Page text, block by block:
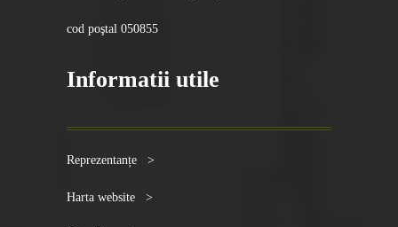
cod poştal 050855
Informatii utile
Reprezentanțe >
Harta website >